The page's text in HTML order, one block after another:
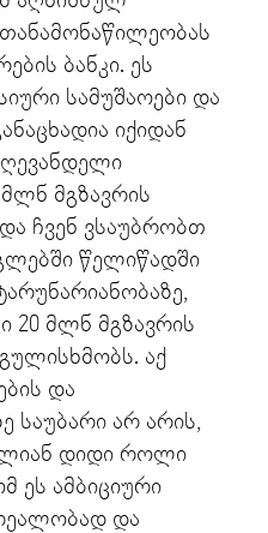
ბანკი. ეს
სამუშაოები და
იქიდან
მგზავრის
ჩვენ ვსაუბრობთ
წელიწადში
20 მლნ მგზავრის
აქ
და
არ არის,
დიდი როლი
ეს ამბიციური
და